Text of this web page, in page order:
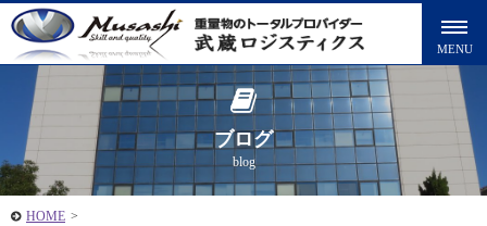
ブログ
blog
HOME >